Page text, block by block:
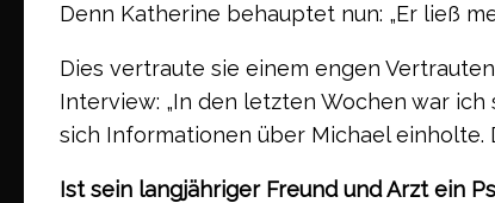
Denn Katherine behauptet nun: „Er ließ
Dies vertraute sie einem engen
Interview: „In den letzten Wochen war
sich Informationen über Michael einholte.
Ist sein langjähriger Freund und Arzt ein